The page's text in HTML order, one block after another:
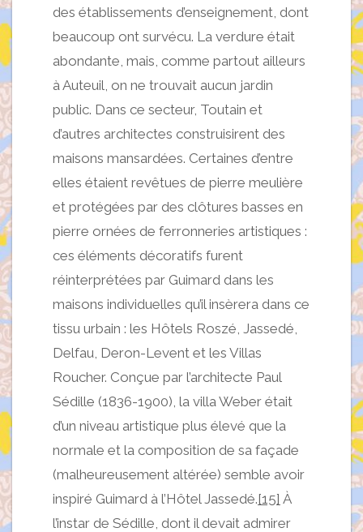
des établissements d’enseignement, dont
beaucoup ont survécu. La verdure était
abondante, mais, comme partout ailleurs
à Auteuil, on ne trouvait aucun jardin
public. Dans ce secteur, Toutain et
d’autres architectes construisirent des
maisons mansardées. Certaines d’entre
elles étaient revêtues de pierre meulière
et protégées par des clôtures basses en
pierre ornées de ferronneries artistiques :
ces éléments décoratifs furent
réinterprétées par Guimard dans les
maisons individuelles qu’il insèrera dans ce
tissu urbain : les Hôtels Roszé, Jassedé,
Delfau, Deron-Levent et les Villas
Roucher. Conçue par l’architecte Paul
Sédille (1836-1900), la villa Weber était
d’un niveau artistique plus élevé que la
normale et la composition de sa façade
(malheureusement altérée) semble avoir
inspiré Guimard à l’Hôtel Jassedé.[15] À
l’instar de Sédille, dont il devait admirer